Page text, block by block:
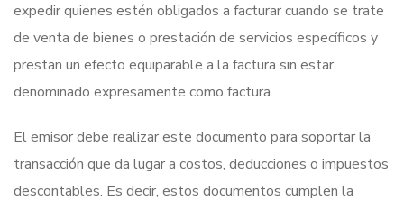
expedir quienes estén obligados a facturar cuando se trate
de venta de bienes o prestación de servicios específicos y
prestan un efecto equiparable a la factura sin estar
denominado expresamente como factura.
El emisor debe realizar este documento para soportar la
transacción que da lugar a costos, deducciones o impuestos
descontables. Es decir, estos documentos cumplen la